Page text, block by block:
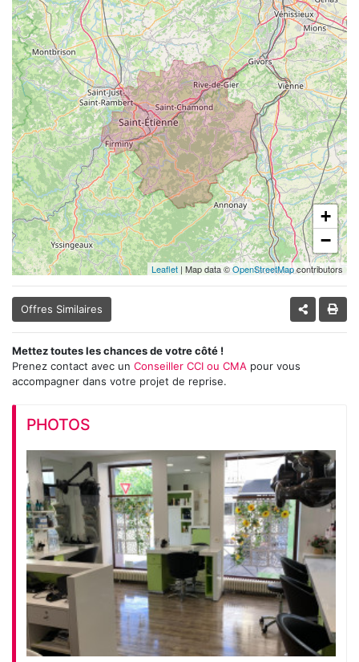
+
−
Leaflet | Map data ©OpenStreetMapcontributors
Offres Similaires
Mettez toutes les chances de votre côté !
Prenez contact avec un Conseiller CCI ou CMA pour vous
accompagner dans votre projet de reprise.
PHOTOS